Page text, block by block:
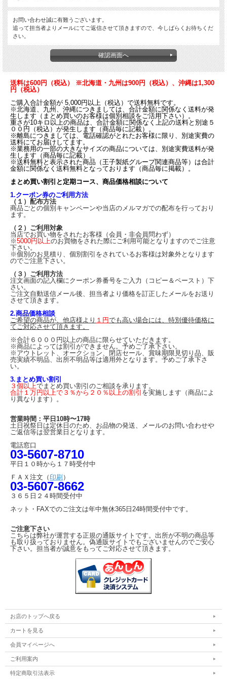
お問い合わせ誠に有難うございます。
追って担当者よりメールにてご返信させて頂きますので、今しばらくお待ちくだ
さい。
送料は600円（税込） ※北海道・九州は900円（税込）、沖縄は1,300
円（税込）
ご購入合計金額が 5,000円以上（税込）で送料無料です。
※北海道、九州、沖縄につきましては、合計金額に関係なく送料が発
生します（まとめ買いのお客様は個別相談をご活用下さい）。
重さが10キロ以上の商品は、合計金額に関係なく上記の送料と別途５
００円（税込）が発生します（商品毎に記載）。
※離島につきましては、電話確認がとれたお客様に限り、別途実費の
送料にてお届けしてます。
※業務用の一部の大きなサイズの商品については、別途実費送料が発
生します（商品毎に記載）。
※送料無料と表示された商品（王子製紙グループ関連商品等）は合計
金額に関係なく送料無料となっております（商品毎に掲載）。
まとめ買い割引と定期コース、商品価格相談について
1.クーポン券のご利用方法
（１）配布方法
商品ごとの個別キャンペーンや当店のメルマガでの配布を行っており
ます。
（２）ご利用対象
当店でお買い物をされたお客様（会員・非会員問わず）
※5000円以上のお買物をされた際にご利用可能となりますのでご注意
下さい。
※個別のお見積り、個別割引をされているお客様は対象外となります
のでご注意下さい。
（３）ご利用方法
注文画面の記入欄にクーポン券番号をご入力（コピー＆ペースト）下
さい。
ご注文自動送信メール後、担当者より価格を訂正したメールをお送り
させて頂きます。
2.商品価格相談
ご希望の商品が、他店様より １円でも高い場合には、特別優待価格に
てご対応させて頂きます。
※合計６０００円以上の商品に限らせていただきます。
※商品によっては割引ができません。予めご了承下さい。
※アウトレット、オークション、閉店セール、賞味期限見切り品、販
売実績不明品、出所不明品等は適用外となります。予めご了承下さ
い。
3.まとめ買い割引
３個以上でまとめ買い割引のご相談を承ります。
合計１万円以上で３％から２０％以上の割引 を実施します（商品によ
り異なります）。
営業時間：平日10時〜17時
土日祝祭日は定休日のため、お品物の発送、メールのお問い合わせや
ご返信等は翌営業日となります。
電話窓口
03-5607-8710
平日１０時から１７時受付中
ＦＡＸ注文（ 印刷 ）
03-5607-8662
３６５日２４時間受付中
ネット・FAXでのご注文は年中無休365日24時間受付中です。
ご注意下さい
こちらは弊社が運営する正規の通販サイトです。出所が不明の商品等
も取り扱っておりません。偽通販サイトでもございませんのでご安心
下さい。担当者が誠意をもってご対応させて頂きます。
お店のトップへ戻る
カートを見る
会員マイページへ
ご利用案内
特定商取引法表示